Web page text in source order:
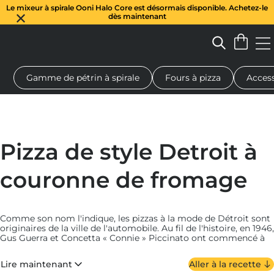
Le mixeur à spirale Ooni Halo Core est désormais disponible. Achetez-le
dès maintenant
à pizza au feu de bois Pétrin à pâte Cadeaux Planches de
Gamme de pétrin à spirale Fours à pizza
Pizza de style Detroit à
couronne de fromage
Comme son nom l'indique, les pizzas à la mode de Détroit sont
originaires de la ville de l'automobile. Au fil de l'histoire, en 1946,
Gus Guerra et Concetta « Connie » Piccinato ont commencé à
casseroles en acier forgé à bords hauts auxquelles ces pizzas
ont été associées entrent dans l'histoire ? Une question de
Lire maintenant Aller à la recette